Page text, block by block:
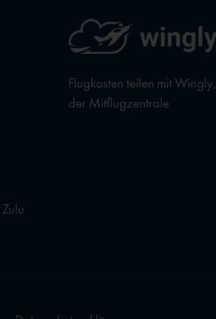
Flugkosten teilen mit Wingly,
der Mitflugzentrale